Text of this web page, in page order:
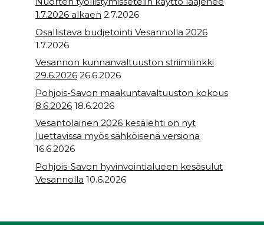
1.7.2026 alkaen 2.7.2026
Osallistava budjetointi Vesannolla 2026
1.7.2026
Vesannon kunnanvaltuuston striimilinkki
29.6.2026 26.6.2026
Pohjois-Savon maakuntavaltuuston kokous
8.6.2026 18.6.2026
Vesantolainen 2026 kesälehti on nyt
luettavissa myös sähköisenä versiona
16.6.2026
Pohjois-Savon hyvinvointialueen kesäsulut
Vesannolla 10.6.2026